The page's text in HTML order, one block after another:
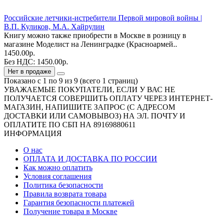
Российские летчики-истребители Первой мировой войны |
В.П. Куликов, М.А. Хайрулин
Книгу можно также приобрести в Москве в розницу в
магазине Моделист на Ленинградке (Красноармей..
1450.00р.
Без НДС: 1450.00р.
Нет в продаже
Показано с 1 по 9 из 9 (всего 1 страниц)
УВАЖАЕМЫЕ ПОКУПАТЕЛИ, ЕСЛИ У ВАС НЕ
ПОЛУЧАЕТСЯ СОВЕРШИТЬ ОПЛАТУ ЧЕРЕЗ ИНТЕРНЕТ-
МАГАЗИН, НАПИШИТЕ ЗАПРОС (С АДРЕСОМ
ДОСТАВКИ ИЛИ САМОВЫВОЗ) НА ЭЛ. ПОЧТУ И
ОПЛАТИТЕ ПО СБП НА 89169880611
ИНФОРМАЦИЯ
О нас
ОПЛАТА И ДОСТАВКА ПО РОССИИ
Как можно оплатить
Условия соглашения
Политика безопасности
Правила возврата товара
Гарантия безопасности платежей
Получение товара в Москве